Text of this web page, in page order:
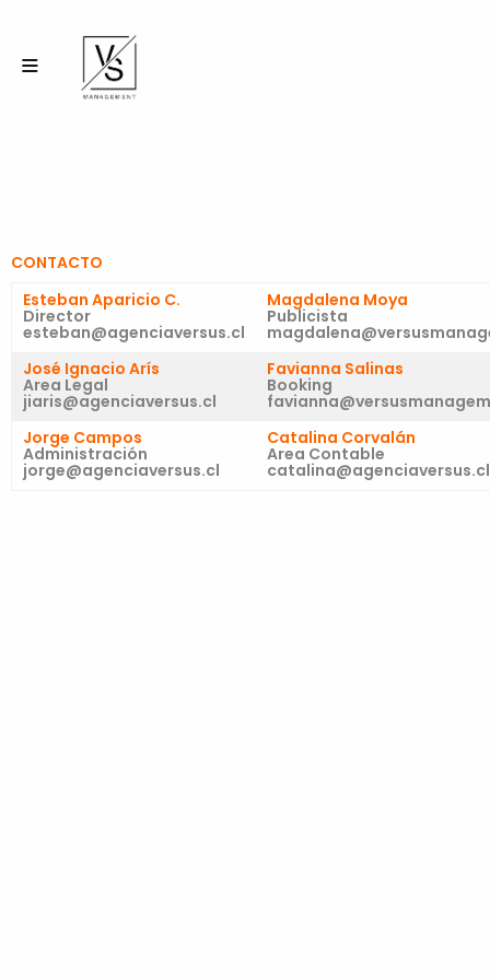
CONTACTO
Esteban Aparicio C.
Director
esteban@agenciaversus.cl
Magdalena Moya
Publicista
José Ignacio Arís
Area Legal
jiaris@agenciaversus.cl
Favianna Salinas
Booking
Jorge Campos
Administración
jorge@agenciaversus.cl
Catalina Corvalán
Area Contable
catalina@agenciaversus.cl